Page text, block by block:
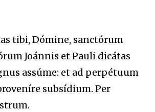
tibi, Dómine, sanctórum
Joánnis et Pauli dicátas
assúme: et ad perpétuum
subsídium. Per